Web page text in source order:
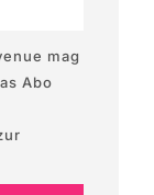
mag
Abo